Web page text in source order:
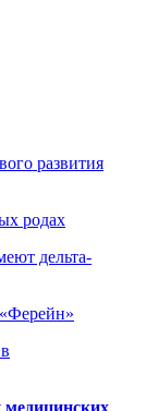
развития
родах
дельта-